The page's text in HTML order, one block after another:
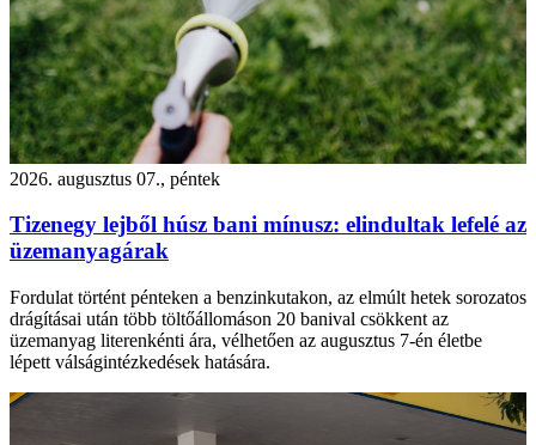
2026. augusztus 07., péntek
Tizenegy lejből húsz bani mínusz: elindultak lefelé az
üzemanyagárak
Fordulat történt pénteken a benzinkutakon, az elmúlt hetek sorozatos
drágításai után több töltőállomáson 20 banival csökkent az
üzemanyag literenkénti ára, vélhetően az augusztus 7-én életbe
lépett válságintézkedések hatására.